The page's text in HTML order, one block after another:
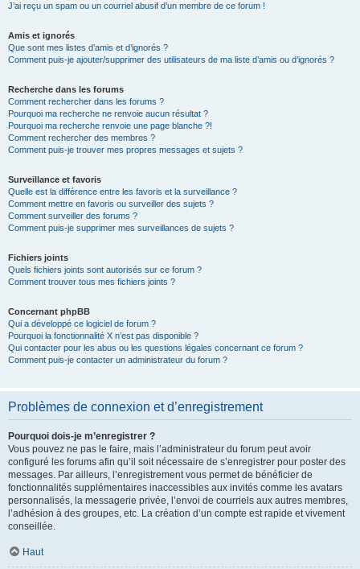
J’ai reçu un spam ou un courriel abusif d’un membre de ce forum !
Amis et ignorés
Que sont mes listes d’amis et d’ignorés ?
Comment puis-je ajouter/supprimer des utilisateurs de ma liste d’amis ou d’ignorés ?
Recherche dans les forums
Comment rechercher dans les forums ?
Pourquoi ma recherche ne renvoie aucun résultat ?
Pourquoi ma recherche renvoie une page blanche ?!
Comment rechercher des membres ?
Comment puis-je trouver mes propres messages et sujets ?
Surveillance et favoris
Quelle est la différence entre les favoris et la surveillance ?
Comment mettre en favoris ou surveiller des sujets ?
Comment surveiller des forums ?
Comment puis-je supprimer mes surveillances de sujets ?
Fichiers joints
Quels fichiers joints sont autorisés sur ce forum ?
Comment trouver tous mes fichiers joints ?
Concernant phpBB
Qui a développé ce logiciel de forum ?
Pourquoi la fonctionnalité X n’est pas disponible ?
Qui contacter pour les abus ou les questions légales concernant ce forum ?
Comment puis-je contacter un administrateur du forum ?
Problèmes de connexion et d’enregistrement
Pourquoi dois-je m’enregistrer ?
Vous pouvez ne pas le faire, mais l’administrateur du forum peut avoir
configuré les forums afin qu’il soit nécessaire de s’enregistrer pour poster des
messages. Par ailleurs, l’enregistrement vous permet de bénéficier de
fonctionnalités supplémentaires inaccessibles aux invités comme les avatars
personnalisés, la messagerie privée, l’envoi de courriels aux autres membres,
l’adhésion à des groupes, etc. La création d’un compte est rapide et vivement
conseillée.
Haut